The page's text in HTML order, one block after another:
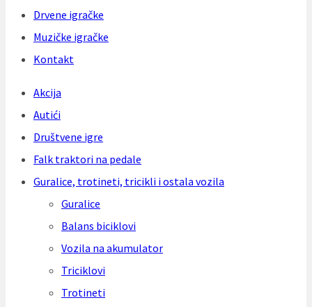
Drvene igračke
Muzičke igračke
Kontakt
Akcija
Autići
Društvene igre
Falk traktori na pedale
Guralice, trotineti, tricikli i ostala vozila
Guralice
Balans biciklovi
Vozila na akumulator
Triciklovi
Trotineti